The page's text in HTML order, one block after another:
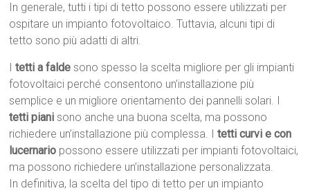
In generale, tutti i tipi di tetto possono essere utilizzati per
ospitare un impianto fotovoltaico. Tuttavia, alcuni tipi di
tetto sono più adatti di altri.
Itetti a falde sono spesso la scelta migliore per gli impianti
fotovoltaici perché consentono un’installazione più
semplice e un migliore orientamento dei pannelli solari. I
tetti piani sono anche una buona scelta, ma possono
richiedere un’installazione più complessa. Itetti curvi e con
lucernario possono essere utilizzati per impianti fotovoltaici,
ma possono richiedere un’installazione personalizzata.
In definitiva, la scelta del tipo di tetto per un impianto